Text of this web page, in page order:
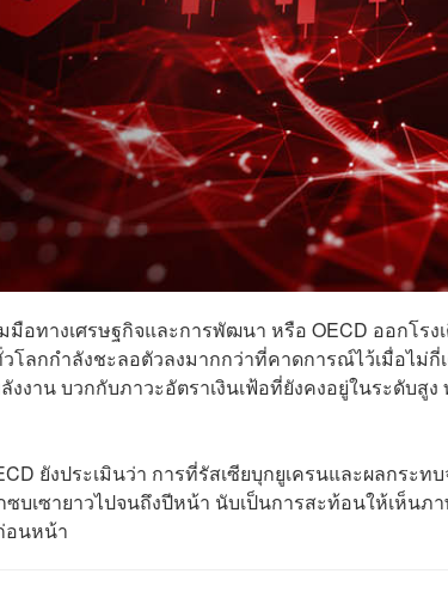
มือทางเศรษฐกิจและการพัฒนา หรือ OECD ออกโรง
วโลกกำลังชะลอตัวลงมากกว่าที่คาดการณ์ไว้เมื่อไม่
งาน บวกกับภาวะอัตราเงินเฟ้อที่ยังคงอยู่ในระดับสูง
ยังประเมินว่า การที่รัสเซียบุกยูเครนและผลกระ
ซบเซายาวไปจนถึงปีหน้า นับเป็นการสะท้อนให้เห็น
อนหน้า